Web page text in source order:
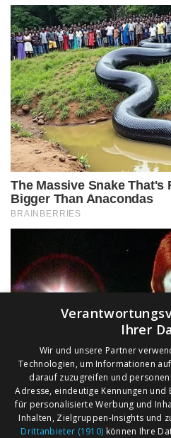
Ihrer
Wir und unsere Partner
Technologien, um Informationen
darauf zuzugreifen und
Adresse, eindeutige Kennungen
für personalisierte Werbung und
Inhalten, Zielgruppen-Insights und
Drittanbieter (1910) können Ihre